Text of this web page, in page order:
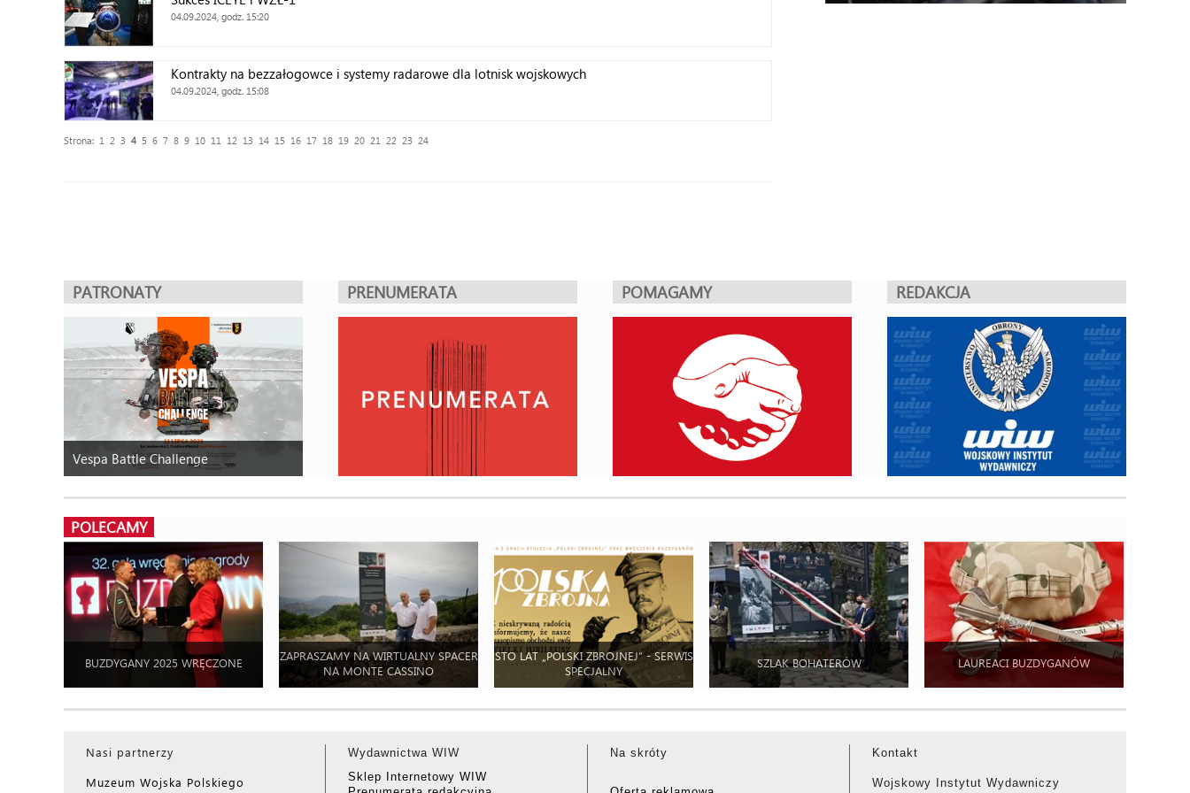
04.09.2024, godz. 15:20
Kontrakty na bezzałogowce i systemy radarowe dla lotnisk wojskowych
04.09.2024, godz. 15:08
Strona: 1 2 3 4 5 6 7 8 9 10 11 12 13 14 15 16 17 18 19 20 21 22 23 24
PATRONATY
Vespa Battle Challenge
PRENUMERATA POMAGAMY REDAKCJA
POLECAMY
BUZDYGANY 2025 WRĘCZONE
ZAPRASZAMY NA WIRTUALNY SPACER
NA MONTE CASSINO
STO LAT „POLSKI ZBROJNEJ” - SERWIS
SPECJALNY
SZLAK BOHATERÓW LAUREACI BUZDYGANÓW
Nasi partnerzy
Muzeum Wojska Polskiego
Wydawnictwa WIW
Sklep Internetowy WIW
Na skróty Kontakt
Wojskowy Instytut Wydawniczy